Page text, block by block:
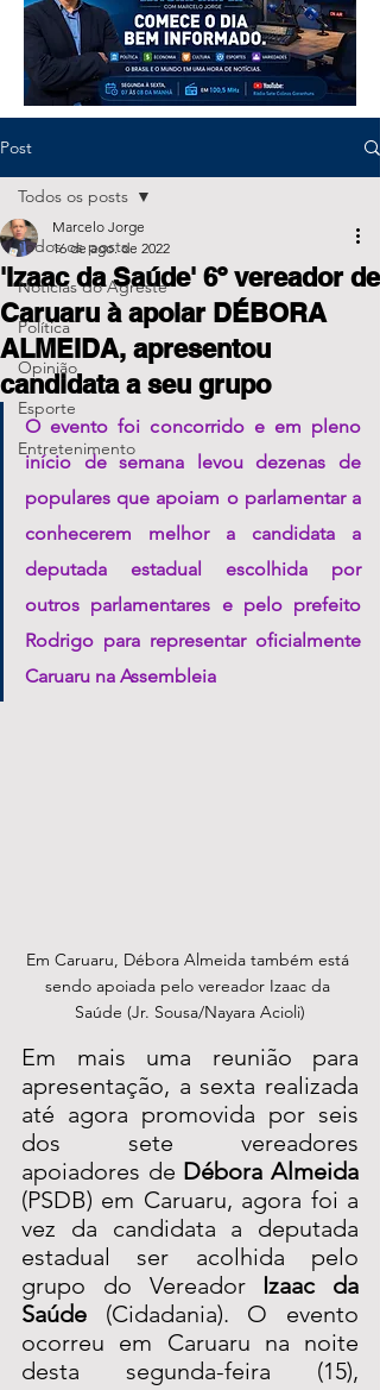
Post
Todos os posts
Notícias do Agreste
Política
Opinião
Esporte
Entretenimento
Todos os posts
'Izaac da Saúde' 6º vereador de
Caruaru à apoiar DÉBORA
ALMEIDA, apresentou
candidata a seu grupo
Marcelo Jorge
16 de ago. de 2022
O evento foi concorrido e em pleno
início de semana levou dezenas de
populares que apoiam o parlamentar a
conhecerem melhor a candidata a
deputada estadual escolhida por
outros parlamentares e pelo prefeito
Rodrigo para representar oficialmente
Caruaru na Assembleia
Em Caruaru, Débora Almeida também está
sendo apoiada pelo vereador Izaac da
Saúde (Jr. Sousa/Nayara Acioli)
Em mais uma reunião para
apresentação, a sexta realizada
até agora promovida por seis
dos sete vereadores
apoiadores de Débora Almeida
(PSDB) em Caruaru, agora foi a
vez da candidata a deputada
estadual ser acolhida pelo
grupo do Vereador Izaac da
Saúde (Cidadania). O evento
ocorreu em Caruaru na noite
desta segunda-feira (15),